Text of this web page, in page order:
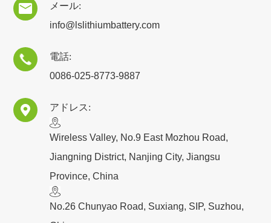

メール:
info@lslithiumbattery.com

電話:
0086-025-8773-9887
 アドレス:
​Wireless Valley, No.9 East Mozhou Road,
Jiangning District, Nanjing City, Jiangsu
Province, China
No.26 Chunyao Road, Suxiang, SIP, Suzhou,